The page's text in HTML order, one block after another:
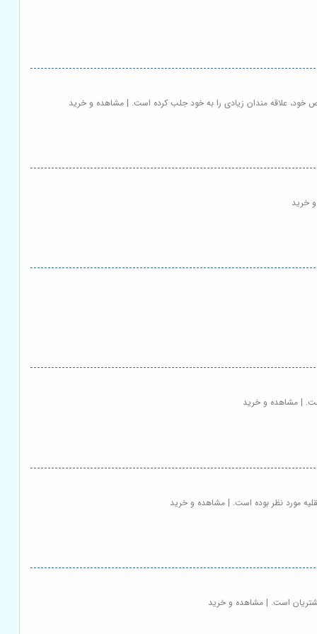
خود، علاقه مندان زیادی را به خود جلب کرده است. | مشاهده و خرید
خرید
| مشاهده و خرید
مورد نظر بوده است. | مشاهده و خرید
است. | مشاهده و خرید